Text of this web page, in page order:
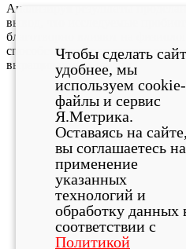
Анализируя результаты
вывод, что исследуемые
благотворно влияют на
способствуют увеличению
выращивании в прудах.
Чтобы сделать сайт
удобнее, мы
используем cookie-
файлы и сервис
Я.Метрика.
Оставаясь на сайте,
вы соглашаетесь на
применение
указанных
технологий и
обработку данных
соответствии с
Политикой